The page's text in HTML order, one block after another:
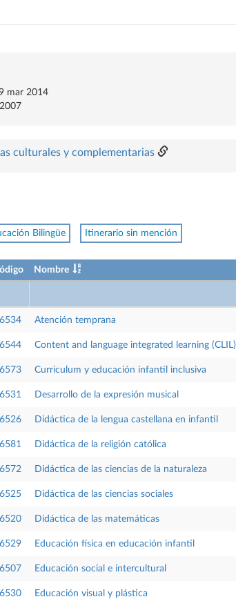
mar 2014
culturales y complementarias
Bilingüe Itinerario sin mención
Nombre
Atención temprana
Content and language integrated learning (CLIL)
Curriculum y educación infantil inclusiva
Desarrollo de la expresión musical
Didáctica de la lengua castellana en infantil
Didáctica de la religión católica
Didáctica de las ciencias de la naturaleza
Didáctica de las ciencias sociales
Didáctica de las matemáticas
Educación física en educación infantil
Educación social e intercultural
Educación visual y plástica